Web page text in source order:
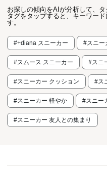
お探しの傾向をAIが分析して、タ
タグをタップすると、キーワー
す。
#+diana スニーカー #スニー
#スムース スニーカー #スニ
#スニーカー クッション #ス
#スニーカー 軽やか #スニー
#スニーカー 友人との集まり